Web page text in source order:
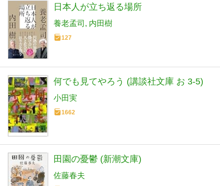
日本人が立ち返る場所
養老孟司 内田樹
127
何でも見てやろう (講談社文庫 お 3-5)
小田実
1662
田園の憂鬱 (新潮文庫)
佐藤春夫